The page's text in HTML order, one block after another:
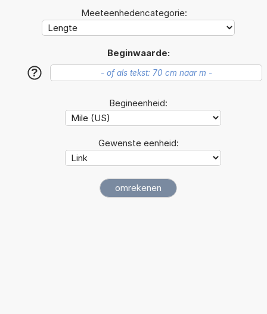
Meeteenhedencategorie:
Beginwaarde:
?
Begineenheid:
Gewenste eenheid: